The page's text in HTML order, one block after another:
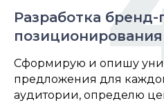
Разработка
позиционирования
Сформирую и опишу
предложения для
аудитории, определю